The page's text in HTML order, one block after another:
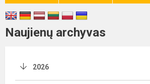
Naujienų archyvas
2026